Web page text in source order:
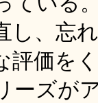
し、忘
評価を
ーズが